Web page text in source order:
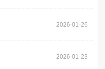
2026-01-26
2026-01-23